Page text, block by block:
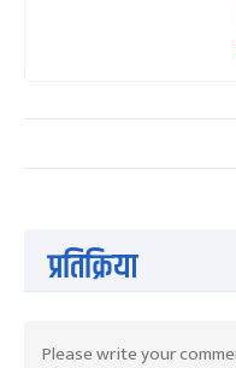
प्रतिक्रिया